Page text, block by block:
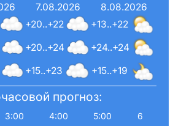
7.08.2026
+20..+22
+20..+24
+15..+23
8.08.2026
+13..+22
+24..+24
+15..+19
прогноз:
3:00 4:00 5:00 6:00